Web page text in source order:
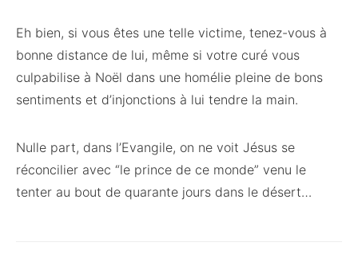
Eh bien, si vous êtes une telle victime, tenez-vous à
bonne distance de lui, même si votre curé vous
culpabilise à Noël dans une homélie pleine de bons
sentiments et d’injonctions à lui tendre la main.
Nulle part, dans l’Evangile, on ne voit Jésus se
réconcilier avec “le prince de ce monde” venu le
tenter au bout de quarante jours dans le désert…